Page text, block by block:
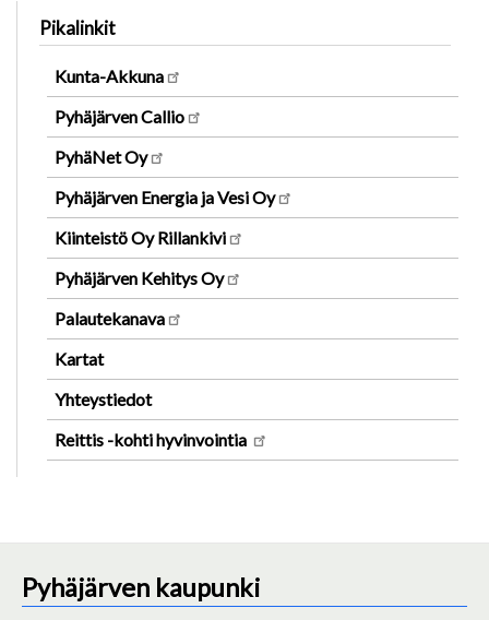
Pikalinkit
Kunta-Akkuna
Pyhäjärven Callio
PyhäNet Oy
Pyhäjärven Energia ja Vesi Oy
Kiinteistö Oy Rillankivi
Pyhäjärven Kehitys Oy
Palautekanava
Kartat
Yhteystiedot
Reittis -kohti hyvinvointia
Pyhäjärven kaupunki